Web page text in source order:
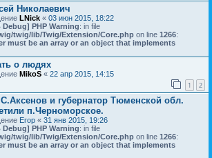
Николаевич
LNick « 03 июн 2015, 18:22
PHP Warning: in file
twig/lib/Twig/Extension/Core.php on line 1266:
must be an array or an object that implements
о людях
MikoS « 22 апр 2015, 14:15
1 2
и губернатор Тюменской обл.
п.Черноморское.
Егор « 31 янв 2015, 19:26
PHP Warning: in file
twig/lib/Twig/Extension/Core.php on line 1266:
must be an array or an object that implements